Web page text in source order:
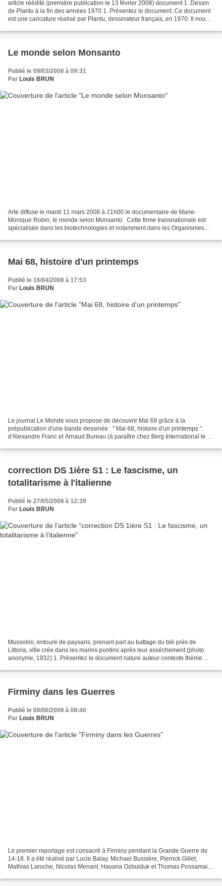
article réédité (première publication le 13 février 2008) document 1. Dessin
de Plantu à la fin des années 1970 1. Présentez le document. Ce document
est une caricature réalisé par Plantu, dessinateur français, en 1970. Il nous
Le monde selon Monsanto
Publié le 09/03/2008 à 09:31
Par Louis BRUN
Arte diffuse le mardi 11 mars 2008 à 21h00 le documentaire de Marie-
Monique Robin, le monde selon Monsanto . Cette firme transnationale est
spécialisée dans les biotechnologies et notamment dans les Organismes
Mai 68, histoire d'un printemps
Publié le 16/04/2008 à 17:53
Par Louis BRUN
Le journal Le Monde vous propose de découvrir Mai 68 grâce à la
prépublication d'une bande dessinée : " Mai 68, histoire d'un printemps ".
d'Alexandre Franc et Arnaud Bureau (à paraître chez Berg International le 25
correction DS 1ière S1 : Le fascisme, un
totalitarisme à l'italienne
Publié le 27/05/2008 à 12:39
Par Louis BRUN
Mussolini, entouré de paysans, prenant part au battage du blé près de
Littoria, ville crée dans les marins pontins après leur assèchement (photo
anonyme, 1932) 1. Présentez le document nature auteur contexte thème
Firminy dans les Guerres
Publié le 08/06/2008 à 08:40
Par Louis BRUN
Le premier reportage est consacré à Firminy pendant la Grande Guerre de
14-18. Il a été réalisé par Lucie Balay, Michael Bussière, Pierrick Gillet,
Mathias Laroche, Nicolas Menant, Havana Ozbulduk et Thomas Possamai.